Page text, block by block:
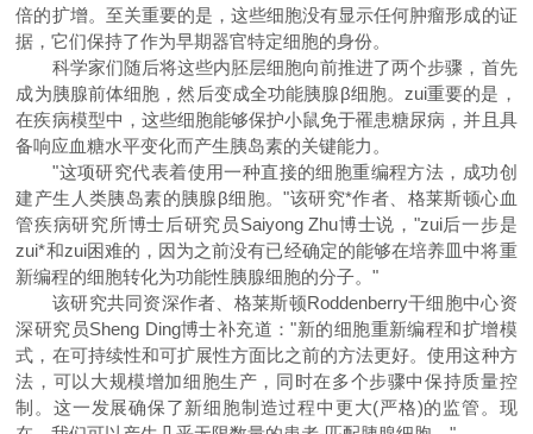
倍的扩增。至关重要的是，这些细胞没有显示任何肿瘤形成的证
据，它们保持了作为早期器官特定细胞的身份。
科学家们随后将这些内胚层细胞向前推进了两个步骤，首先
成为胰腺前体细胞，然后变成全功能胰腺β细胞。zui重要的是，
在疾病模型中，这些细胞能够保护小鼠免于罹患糖尿病，并且具
备响应血糖水平变化而产生胰岛素的关键能力。
"这项研究代表着使用一种直接的细胞重编程方法，成功创
建产生人类胰岛素的胰腺β细胞。"该研究*作者、格莱斯顿心血
管疾病研究所博士后研究员Saiyong Zhu博士说，"zui后一步是
zui*和zui困难的，因为之前没有已经确定的能够在培养皿中将重
新编程的细胞转化为功能性胰腺细胞的分子。"
该研究共同资深作者、格莱斯顿Roddenberry干细胞中心资
深研究员Sheng Ding博士补充道："新的细胞重新编程和扩增模
式，在可持续性和可扩展性方面比之前的方法更好。使用这种方
法，可以大规模增加细胞生产，同时在多个步骤中保持质量控
制。这一发展确保了新细胞制造过程中更大(严格)的监管。现